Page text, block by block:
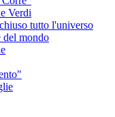
Verdi
tutto l'universo
del mondo